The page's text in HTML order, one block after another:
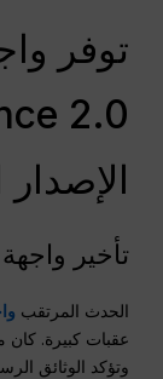
توفر
تأخير
الحدث المرتقب
عقبات كبيرة.
وتؤكد الوثائق